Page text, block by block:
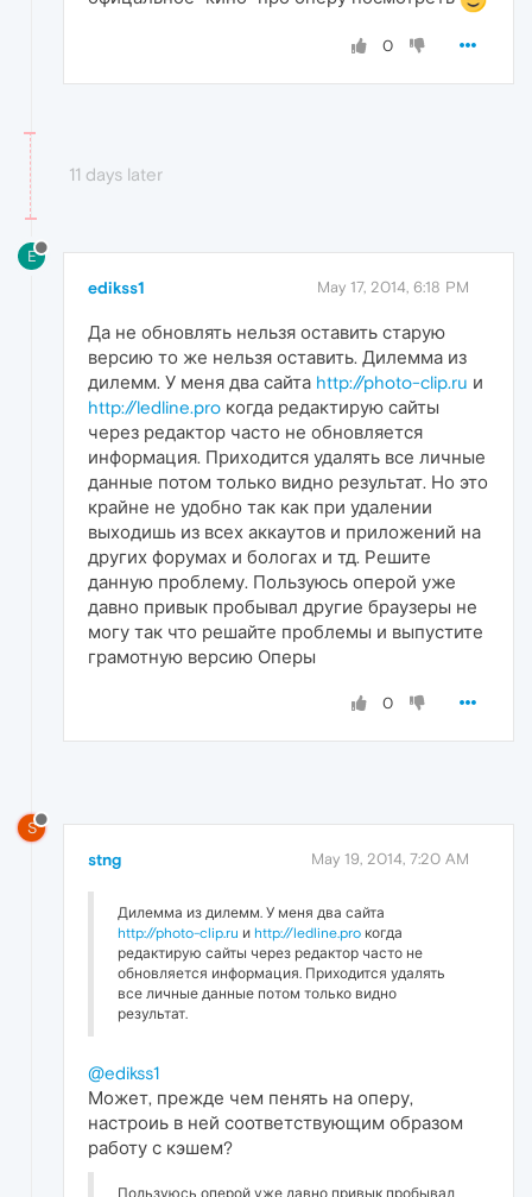
0
11 days later
E
edikss1 May 17, 2014, 6:18 PM
Да не обновлять нельзя оставить старую
версию то же нельзя оставить. Дилемма из
дилемм. У меня два сайта http://photo-clip.ru и
http://ledline.pro когда редактирую сайты
через редактор часто не обновляется
информация. Приходится удалять все личные
данные потом только видно результат. Но это
крайне не удобно так как при удалении
выходишь из всех аккаутов и приложений на
других форумах и бологах и тд. Решите
данную проблему. Пользуюсь оперой уже
давно привык пробывал другие браузеры не
могу так что решайте проблемы и выпустите
грамотную версию Оперы
0
S
stng May 19, 2014, 7:20 AM
Дилемма из дилемм. У меня два сайта
http://photo-clip.ru и http://ledline.pro когда
редактирую сайты через редактор часто не
обновляется информация. Приходится удалять
все личные данные потом только видно
результат.
@edikss1
Может, прежде чем пенять на оперу,
настроиь в ней соответствующим образом
работу с кэшем?
Пользуюсь оперой уже давно привык пробывал